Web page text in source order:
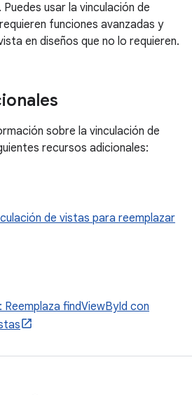
usar la vinculación de
funciones avanzadas y
en diseños que no lo requieren.
sobre la vinculación de
recursos adicionales:
de vistas para reemplazar
findViewById con